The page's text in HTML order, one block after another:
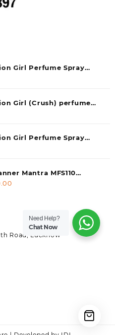
Girl Perfume Spray
of 1)
Girl (Crush) perfume
Girl Perfume Spray
of 1)
Mantra MFS110
Device | Latest
Road, Lucknow
Need Help?
Chat Now